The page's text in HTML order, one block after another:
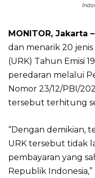
MONITOR, Jakarta –
dan menarik 20
(URK) Tahun Emisi
peredaran melalui
Nomor 23/12/PBI/
tersebut terhitung
“Dengan demikian,
URK tersebut tidak
pembayaran yang
Republik